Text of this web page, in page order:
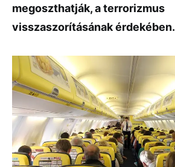
megoszthatják, a terrorizmus
visszaszorításának érdekében.